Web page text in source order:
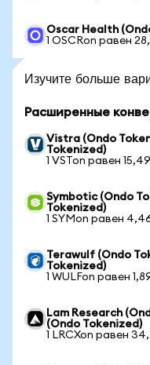
Oscar Health
1 OSCRon равен
Изучите больше
Расширенные
Vistra (Ondo
Tokenized)
1 VSTon равен
Symbotic (Ondo
Tokenized)
1 SYMon равен
Terawulf (Ondo
Tokenized)
1 WULFon равен
Lam Research
(Ondo Tokenized)
1 LRCXon равен